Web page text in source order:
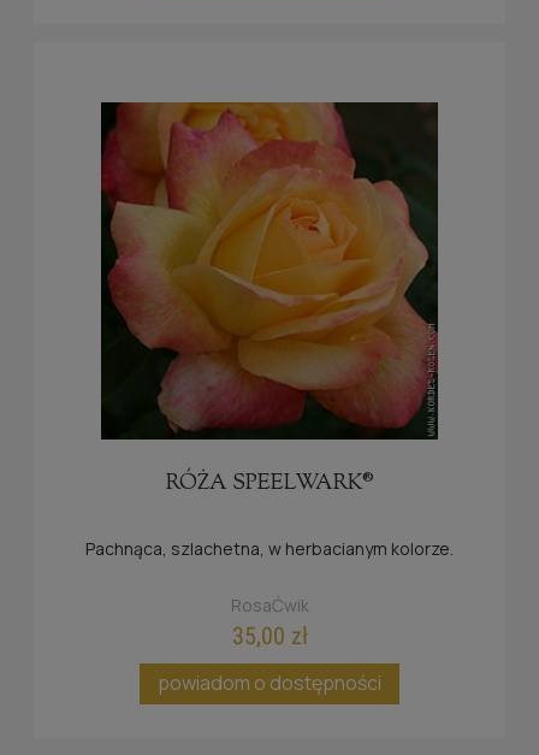
RÓŻA SPEELWARK®
Pachnąca, szlachetna, w herbacianym kolorze.
RosaĆwik
35,00 zł
powiadom o dostępności